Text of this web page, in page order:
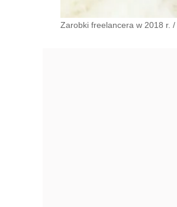
Zarobki freelancera w 2018 r. /